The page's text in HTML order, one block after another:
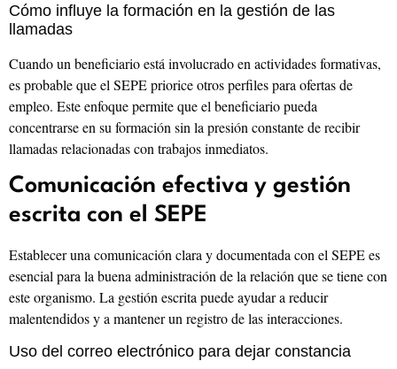
Cómo influye la formación en la gestión de las
llamadas
Cuando un beneficiario está involucrado en actividades formativas,
es probable que el SEPE priorice otros perfiles para ofertas de
empleo. Este enfoque permite que el beneficiario pueda
concentrarse en su formación sin la presión constante de recibir
llamadas relacionadas con trabajos inmediatos.
Comunicación efectiva y gestión
escrita con el SEPE
Establecer una comunicación clara y documentada con el SEPE es
esencial para la buena administración de la relación que se tiene con
este organismo. La gestión escrita puede ayudar a reducir
malentendidos y a mantener un registro de las interacciones.
Uso del correo electrónico para dejar constancia